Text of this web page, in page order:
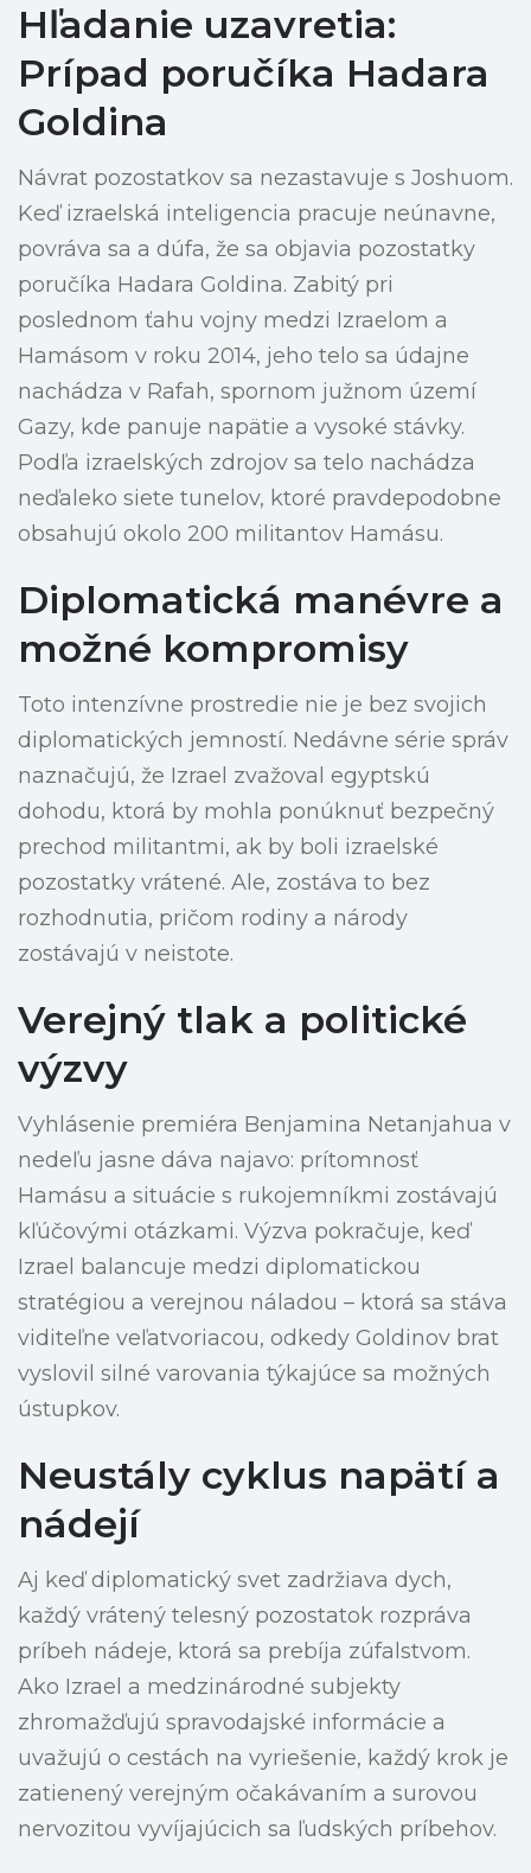
Hľadanie uzavretia:
Prípad poručíka Hadara
Goldina
Návrat pozostatkov sa nezastavuje s Joshuom.
Keď izraelská inteligencia pracuje neúnavne,
povráva sa a dúfa, že sa objavia pozostatky
poručíka Hadara Goldina. Zabitý pri
poslednom ťahu vojny medzi Izraelom a
Hamásom v roku 2014, jeho telo sa údajne
nachádza v Rafah, spornom južnom území
Gazy, kde panuje napätie a vysoké stávky.
Podľa izraelských zdrojov sa telo nachádza
neďaleko siete tunelov, ktoré pravdepodobne
obsahujú okolo 200 militantov Hamásu.
Diplomatická manévre a
možné kompromisy
Toto intenzívne prostredie nie je bez svojich
diplomatických jemností. Nedávne série správ
naznačujú, že Izrael zvažoval egyptskú
dohodu, ktorá by mohla ponúknuť bezpečný
prechod militantmi, ak by boli izraelské
pozostatky vrátené. Ale, zostáva to bez
rozhodnutia, pričom rodiny a národy
zostávajú v neistote.
Verejný tlak a politické
výzvy
Vyhlásenie premiéra Benjamina Netanjahua v
nedeľu jasne dáva najavo: prítomnosť
Hamásu a situácie s rukojemníkmi zostávajú
kľúčovými otázkami. Výzva pokračuje, keď
Izrael balancuje medzi diplomatickou
stratégiou a verejnou náladou – ktorá sa stáva
viditeľne veľatvoriacou, odkedy Goldinov brat
vyslovil silné varovania týkajúce sa možných
ústupkov.
Neustály cyklus napätí a
nádejí
Aj keď diplomatický svet zadržiava dych,
každý vrátený telesný pozostatok rozpráva
príbeh nádeje, ktorá sa prebíja zúfalstvom.
Ako Izrael a medzinárodné subjekty
zhromažďujú spravodajské informácie a
uvažujú o cestách na vyriešenie, každý krok je
zatienený verejným očakávaním a surovou
nervozitou vyvíjajúcich sa ľudských príbehov.